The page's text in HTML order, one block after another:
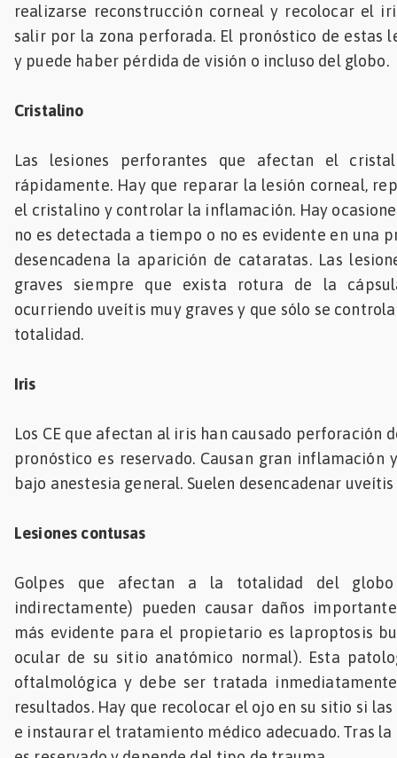
realizarse reconstrucción corneal y recolocar el
salir por la zona perforada. El pronóstico de estas
y puede haber pérdida de visión o incluso del globo.
Cristalino
Las lesiones perforantes que afectan el
rápidamente. Hay que reparar la lesión corneal,
el cristalino y controlar la inflamación. Hay
no es detectada a tiempo o no es evidente en una
desencadena la aparición de cataratas. Las
graves siempre que exista rotura de la
ocurriendo uveítis muy graves y que sólo se
totalidad.
Iris
Los CE que afectan al iris han causado perforación
pronóstico es reservado. Causan gran inflamación
bajo anestesia general. Suelen desencadenar
Lesiones contusas
Golpes que afectan a la totalidad del
indirectamente) pueden causar daños
más evidente para el propietario es laproptosis
ocular de su sitio anatómico normal). Esta
oftalmológica y debe ser tratada
resultados. Hay que recolocar el ojo en su sitio si
e instaurar el tratamiento médico adecuado. Tras